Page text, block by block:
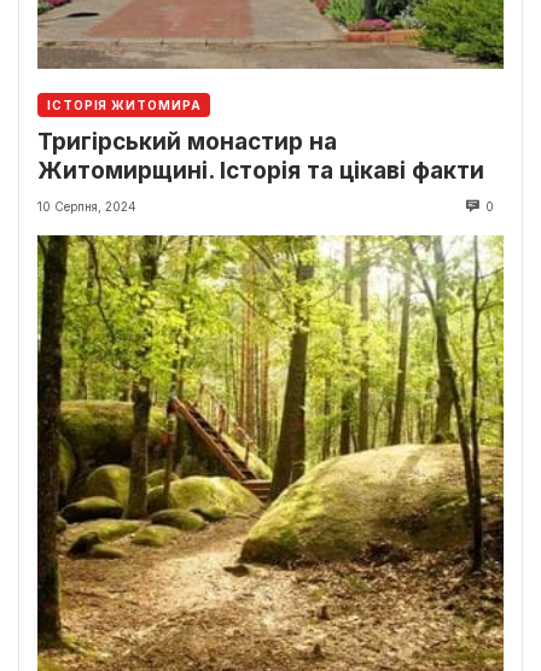
ІСТОРІЯ ЖИТОМИРА
Тригірський монастир на
Житомирщині. Історія та цікаві факти
10 Серпня, 2024 0